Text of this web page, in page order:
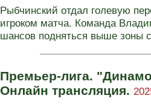
Рыбчинский отдал голевую
игроком матча. Команда
шансов подняться выше зоны
Премьер-лига.
Онлайн трансляция.